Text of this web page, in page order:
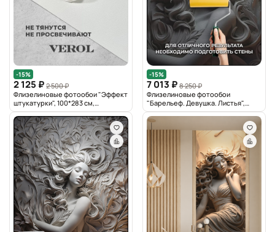
-15%
2 125 ₽ 2 500 ₽
Флизелиновые фотообои "Эффект
штукатурки", 100*283 см,
графитовый
-15%
7 013 ₽ 8 250 ₽
Флизелиновые фотообои
"Барельеф. Девушка. Листья",
400*283 см, серый